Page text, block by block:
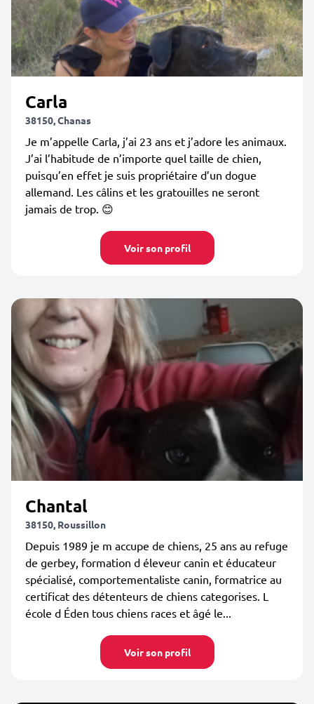
Carla
38150, Chanas
Je m’appelle Carla, j’ai 23 ans et j’adore les animaux.
J’ai l’habitude de n’importe quel taille de chien,
puisqu’en effet je suis propriétaire d’un dogue
allemand. Les câlins et les gratouilles ne seront
jamais de trop. 😊
Voir son profil
Chantal
38150, Roussillon
Depuis 1989 je m accupe de chiens, 25 ans au refuge
de gerbey, formation d éleveur canin et éducateur
spécialisé, comportementaliste canin, formatrice au
certificat des détenteurs de chiens categorises. L
école d Éden tous chiens races et âgé le...
Voir son profil